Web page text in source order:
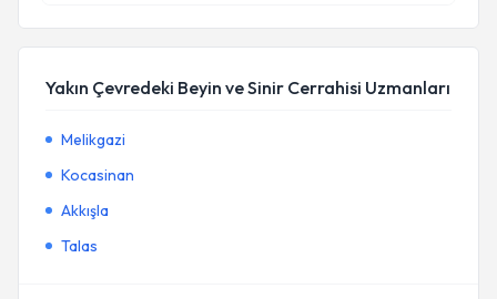
Yakın Çevredeki Beyin ve Sinir Cerrahisi Uzmanları
Melikgazi
Kocasinan
Akkışla
Talas